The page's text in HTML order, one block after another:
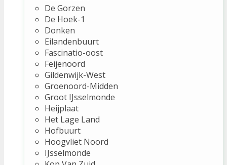
De Gorzen
De Hoek-1
Donken
Eilandenbuurt
Fascinatio-oost
Feijenoord
Gildenwijk-West
Groenoord-Midden
Groot IJsselmonde
Heijplaat
Het Lage Land
Hofbuurt
Hoogvliet Noord
IJsselmonde